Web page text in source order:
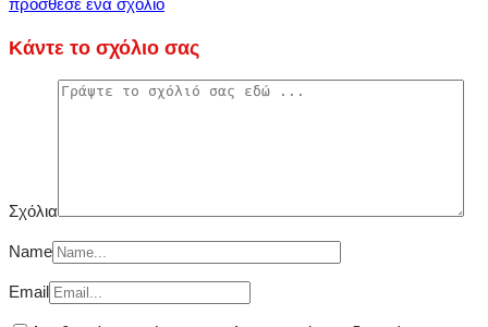
πρόσθεσε ένα σχόλιο
Κάντε το σχόλιο σας
Σχόλια
Name
Email